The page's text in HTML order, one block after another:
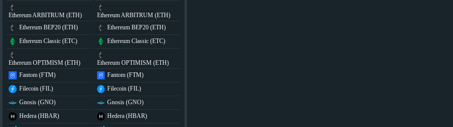
Ethereum ARBITRUM (ETH)
Ethereum BEP20 (ETH)
Ethereum Classic (ETC)
Ethereum OPTIMISM (ETH)
Fantom (FTM)
Filecoin (FIL)
Gnosis (GNO)
Hedera (HBAR)
Ethereum ARBITRUM (ETH)
Ethereum BEP20 (ETH)
Ethereum Classic (ETC)
Ethereum OPTIMISM (ETH)
Fantom (FTM)
Filecoin (FIL)
Gnosis (GNO)
Hedera (HBAR)